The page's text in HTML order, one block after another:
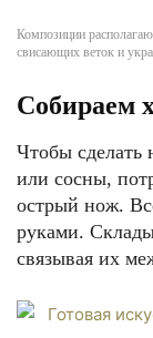
Композиции
свисающих веток и
Собираем
Чтобы сделать
или сосны,
острый нож.
руками.
связывая их